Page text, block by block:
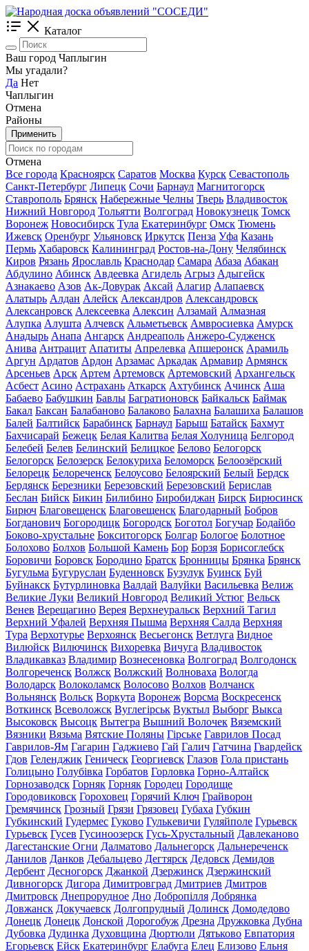
Каталог
Ваш город Чаплыгин
Мы угадали?
Да Нет
Чаплыгин
Отмена
Районы
Применить
Отмена
Все города Красноярск Саратов Москва Курск Севастополь
Санкт-Петербург Липецк Сочи Барнаул Магнитогорск
Ставрополь Брянск Набережные Челны Тверь Владивосток
Нижний Новгород Тольятти Волгоград Новокузнецк Томск
Воронеж Новосибирск Тула Екатеринбург Омск Тюмень
Ижевск Оренбург Ульяновск Иркутск Пенза Уфа Казань
Пермь Хабаровск Калининград Ростов-на-Дону Челябинск
Киров Рязань Ярославль Краснодар Самара Абаза Абакан
Абдулино Абинск Авдеевка Агидель Агрыз Адыгейск
Азнакаево Азов Ак-Довурак Аксай Алагир Алапаевск
Алатырь Алдан Алейск Александров Александровск
Алексанровск Алексеевка Алексин Алзамай Алмазная
Алупка Алушта Алчевск Альметьевск Амвросиевка Амурск
Анадырь Анапа Ангарск Андреаполь Анжеро-Судженск
Анива Антрацит Апатиты Апрелевка Апшеронск Арамиль
Аргун Ардатов Ардон Арзамас Аркадак Армавир Армянск
Арсеньев Арск Артем Артемовск Артемовский Архангельск
Асбест Асино Астрахань Аткарск Ахтубинск Ачинск Аша
Бабаево Бабушкин Бавлы Багратионовск Байкальск Баймак
Бакал Баксан Балабаново Балаково Балахна Балашиха Балашов
Балей Балтийск Барабинск Барнаул Барыш Батайск Бахмут
Бахчисарай Бежецк Белая Калитва Белая Холуница Белгород
Белебей Белев Белинский Белицкое Белово Белогорск
Белогорск Белозерск Белокуриха Беломорск Белоозёрский
Белорецк Белореченск Белоусово Белоярский Белый Бердск
Бердянск Березники Березовский Березовский Берислав
Беслан Бийск Бикин Билибино Биробиджан Бирск Бирюсинск
Бирюч Благовещенск Благовещенск Благодарный Бобров
Богданович Богородицк Богородск Боготол Богучар Бодайбо
Боково-хрустальне Бокситогорск Болгар Бологое Болотное
Болохово Болхов Большой Камень Бор Борзя Борисоглебск
Боровичи Боровск Бородино Братск Бронницы Брянка Брянск
Бугульма Бугуруслан Буденновск Бузулук Буинск Буй
Буйнакск Бутурлиновка Валдай Валуйки Васильевка Велиж
Великие Луки Великий Новгород Великий Устюг Вельск
Венев Верещагино Верея Верхнеуральск Верхний Тагил
Верхний Уфалей Верхняя Пышма Верхняя Салда Верхняя
Тура Верхотурье Верхоянск Весьегонск Ветлуга Видное
Вилюйск Вилючинск Вихоревка Вичуга Владивосток
Владикавказ Владимир Вознесеновка Волгоград Волгодонск
Волгореченск Волжск Волжский Волноваха Вологда
Володарск Волоколамск Волосово Волхов Волчанск
Вольнянск Вольск Воркута Воронеж Ворсма Воскресенск
Воткинск Всеволожск Вуглегірськ Вуктыл Выборг Выкса
Высоковск Высоцк Вытегра Вышний Волочек Вяземский
Вязники Вязьма Вятские Поляны Гірське Гаврилов Посад
Гаврилов-Ям Гагарин Гаджиево Гай Галич Гатчина Гвардейск
Гдов Геленджик Геническ Георгиевск Глазов Гола пристань
Голицыно Голубівка Горбатов Горловка Горно-Алтайск
Горнозаводск Горняк Горняк Городец Городище
Городовиковск Гороховец Горячий Ключ Грайворон
Гремячинск Грозный Грязи Грязовец Губаха Губкин
Губкинский Гудермес Гуково Гулькевичи Гуляйполе Гурьевск
Гурьевск Гусев Гусиноозерск Гусь-Хрустальный Давлеканово
Дагестанские Огни Далматово Дальнегорск Дальнереченск
Данилов Данков Дебальцево Дегтярск Дедовск Демидов
Дербент Десногорск Джанкой Дзержинск Дзержинский
Дивногорск Дигора Димитровград Дмитриев Дмитров
Дмитровск Днепрорудное Дно Добропілля Добрянка
Довжанск Докучаевск Долгопрудный Долинск Домодедово
Донецк Донецк Донской Дорогобуж Дрезна Дружковка Дубна
Дубовка Дудинка Духовщина Дюртюли Дятьково Евпатория
Егорьевск Ейск Екатеринбург Елабуга Елец Елизово Ельня